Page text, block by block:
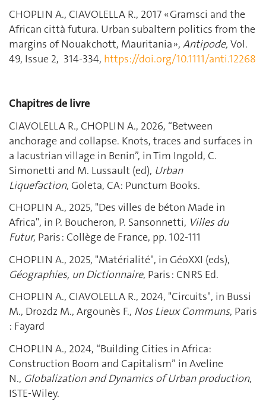
CHOPLIN A., CIAVOLELLA R., 2017 « Gramsci and the
African città futura. Urban subaltern politics from the
margins of Nouakchott, Mauritania », Antipode, Vol.
49, Issue 2, 314-334, https://doi.org/10.1111/anti.12268
Chapitres de livre
CIAVOLELLA R., CHOPLIN A., 2026, “Between
anchorage and collapse. Knots, traces and surfaces in
a lacustrian village in Benin”, in Tim Ingold, C.
Simonetti and M. Lussault (ed), Urban
Liquefaction, Goleta, CA: Punctum Books.
CHOPLIN A., 2025, "Des villes de béton Made in
Africa", in P. Boucheron, P. Sansonnetti, Villes du
Futur, Paris : Collège de France, pp. 102-111
CHOPLIN A., 2025, "Matérialité", in GéoXXI (eds),
Géographies, un Dictionnaire, Paris : CNRS Ed.
CHOPLIN A., CIAVOLELLA R., 2024, "Circuits", in Bussi
M., Drozdz M., Argounès F., Nos Lieux Communs, Paris
: Fayard
CHOPLIN A., 2024, “Building Cities in Africa:
Construction Boom and Capitalism” in Aveline
N., Globalization and Dynamics of Urban production,
ISTE-Wiley.